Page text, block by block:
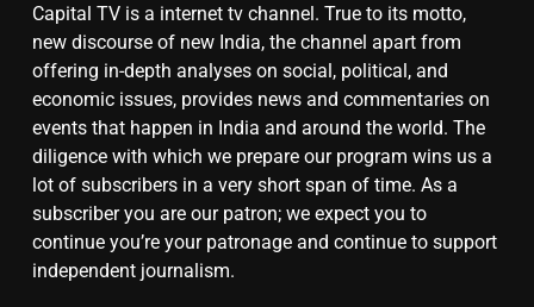
8
चुनाव से पहले लालू परिवार पर बड़ा झटका,
दिल्ली कोर्ट ने IRCTC घोटाले में आरोप
तय किए
Capital TV is a internet tv channel. True to its motto,
new discourse of new India, the channel apart from
offering in-depth analyses on social, political, and
economic issues, provides news and commentaries on
events that happen in India and around the world. The
diligence with which we prepare our program wins us a
lot of subscribers in a very short span of time. As a
subscriber you are our patron; we expect you to
continue you’re your patronage and continue to support
independent journalism.